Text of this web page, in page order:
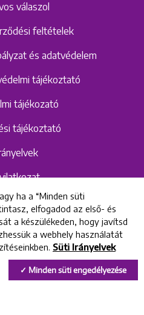
válaszol
feltételek
és adatvédelem
tájékoztató
tájékozató
tájékoztató
adatvédelmi
tájékoztató
Implantációs Központ
ha a “Minden süti
elfogadod az első- és
a készülékeden, hogy javítsd
a webhely használatát
Süti Irányelvek
Minden süti engedélyezése